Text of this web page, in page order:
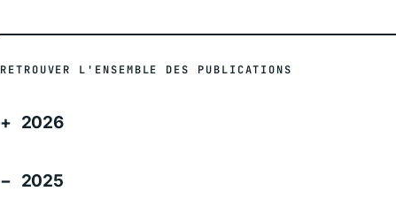
RETROUVER L'ENSEMBLE DES PUBLICATIONS
2026
2025